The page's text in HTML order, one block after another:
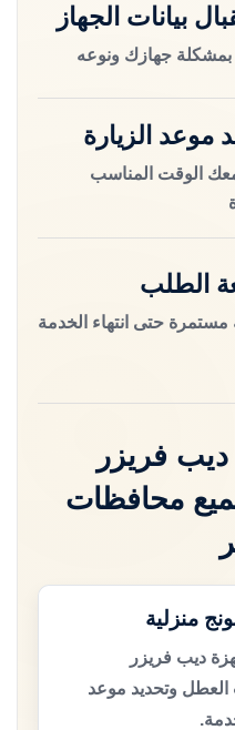
بيانات الجهاز
بمشكلة جهازك ونوعه
موعد الزيارة
الوقت المناسب
الطلب
مستمرة حتى انتهاء الخدمة
فريزر
محافظات
منزلية
ديب فريزر
العطل وتحديد موعد